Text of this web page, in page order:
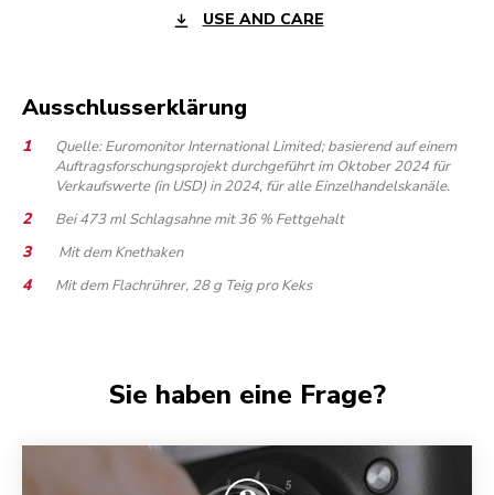
USE AND CARE
Ausschlusserklärung
Quelle: Euromonitor International Limited; basierend auf einem
Auftragsforschungsprojekt durchgeführt im Oktober 2024 für
Verkaufswerte (in USD) in 2024, für alle Einzelhandelskanäle.
Bei 473 ml Schlagsahne mit 36 % Fettgehalt
Mit dem Knethaken
Mit dem Flachrührer, 28 g Teig pro Keks
Sie haben eine Frage?